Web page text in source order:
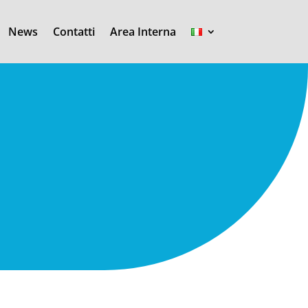
News Contatti Area Interna